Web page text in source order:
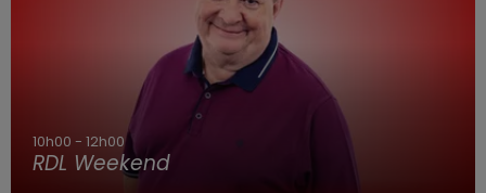
10h00 - 12h00
RDL Weekend